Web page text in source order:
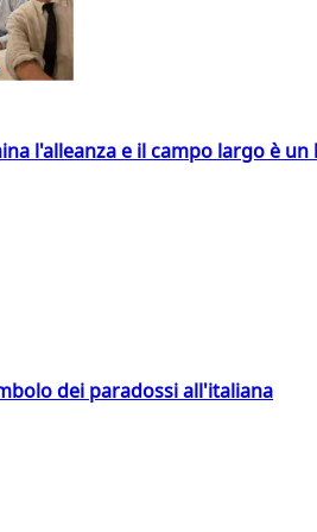
l'alleanza e il campo largo è
dei paradossi all'italiana